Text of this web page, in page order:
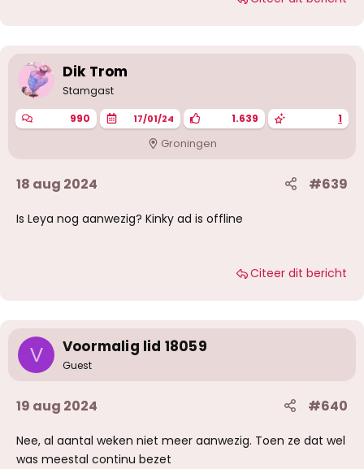
Dik Trom
Stamgast
990 17/01/24 1.639 1
Groningen
18 aug 2024 #639
Is Leya nog aanwezig? Kinky ad is offline
Citeer dit bericht
V Voormalig lid 18059
Guest
19 aug 2024 #640
Nee, al aantal weken niet meer aanwezig. Toen ze dat wel
was meestal continu bezet